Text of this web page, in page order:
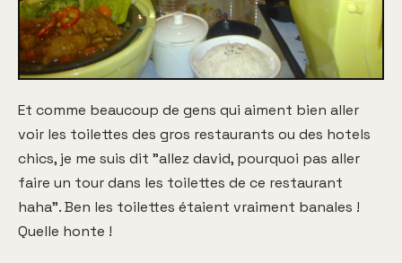
Et comme beaucoup de gens qui aiment bien aller
voir les toilettes des gros restaurants ou des hotels
chics, je me suis dit "allez david, pourquoi pas aller
faire un tour dans les toilettes de ce restaurant
haha". Ben les toilettes étaient vraiment banales !
Quelle honte !